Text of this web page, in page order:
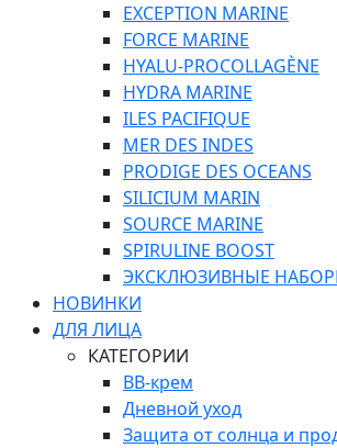
EXCEPTION MARINE
FORCE MARINE
HYALU-PROCOLLAGÈNE
HYDRA MARINE
ILES PACIFIQUE
MER DES INDES
PRODIGE DES OCEANS
SILICIUM MARIN
SOURCE MARINE
SPIRULINE BOOST
ЭКСКЛЮЗИВНЫЕ
НОВИНКИ
ДЛЯ ЛИЦА
КАТЕГОРИИ
ВВ-крем
Дневной уход
Защита от солнца и